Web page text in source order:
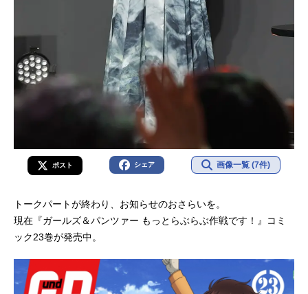
ポスト シェア 画像一覧 (7件)
トークパートが終わり、お知らせのおさらいを。
現在『ガールズ＆パンツァー もっとらぶらぶ作戦です！』コミ
ック23巻が発売中。